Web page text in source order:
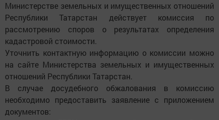
Министерстве земельных и имущественных отношений
Республики Татарстан действует комиссия по
рассмотрению споров о результатах определения
кадастровой стоимости.
Уточнить контактную информацию о комиссии можно
на сайте Министерства земельных и имущественных
отношений Республики Татарстан.
В случае досудебного обжалования в комиссию
необходимо предоставить заявление с приложением
документов: